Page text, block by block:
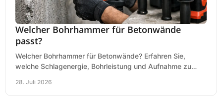
Welcher Bohrhammer für Betonwände
passt?
Welcher Bohrhammer für Betonwände? Erfahren Sie,
welche Schlagenergie, Bohrleistung und Aufnahme zu
28. Juli 2026